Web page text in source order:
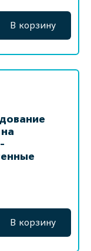
В корзину
В корзину